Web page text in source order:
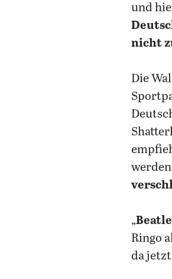
und
nicht
Die
„
Ringo
da